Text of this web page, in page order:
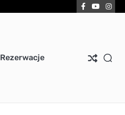
Facebook
Rezerwacje